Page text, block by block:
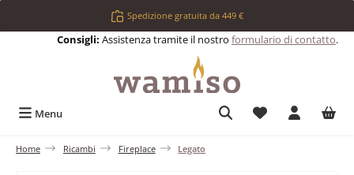
Passa al contenuto principaleSpedizione gratuita da 449 €
Consigli: Assistenza tramite il nostro formulario di contatto.
Menu Hai 0 articoli
Home Ricambi Fireplace Legato